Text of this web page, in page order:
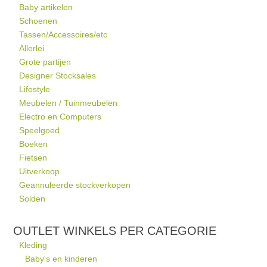
Baby artikelen
Schoenen
Tassen/Accessoires/etc
Allerlei
Grote partijen
Designer Stocksales
Lifestyle
Meubelen / Tuinmeubelen
Electro en Computers
Speelgoed
Boeken
Fietsen
Uitverkoop
Geannuleerde stockverkopen
Solden
OUTLET WINKELS PER CATEGORIE
Kleding
Baby's en kinderen